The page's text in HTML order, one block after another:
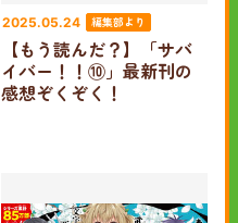
2025.05.24 編集部より
【もう読んだ？】「サバ
イバー！！⑩」最新刊の
感想ぞくぞく！